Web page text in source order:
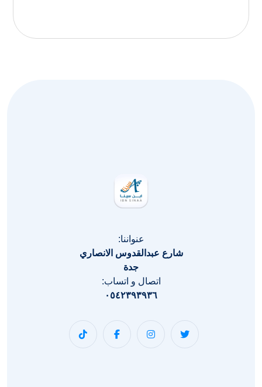
عنواننا:
شارع عبدالقدوس الانصاري
جدة
اتصال و اتساب:
٠٥٤٢٣٩٣٩٣٦